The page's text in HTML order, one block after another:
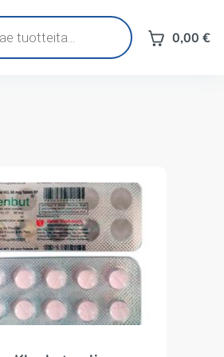
0,00 €